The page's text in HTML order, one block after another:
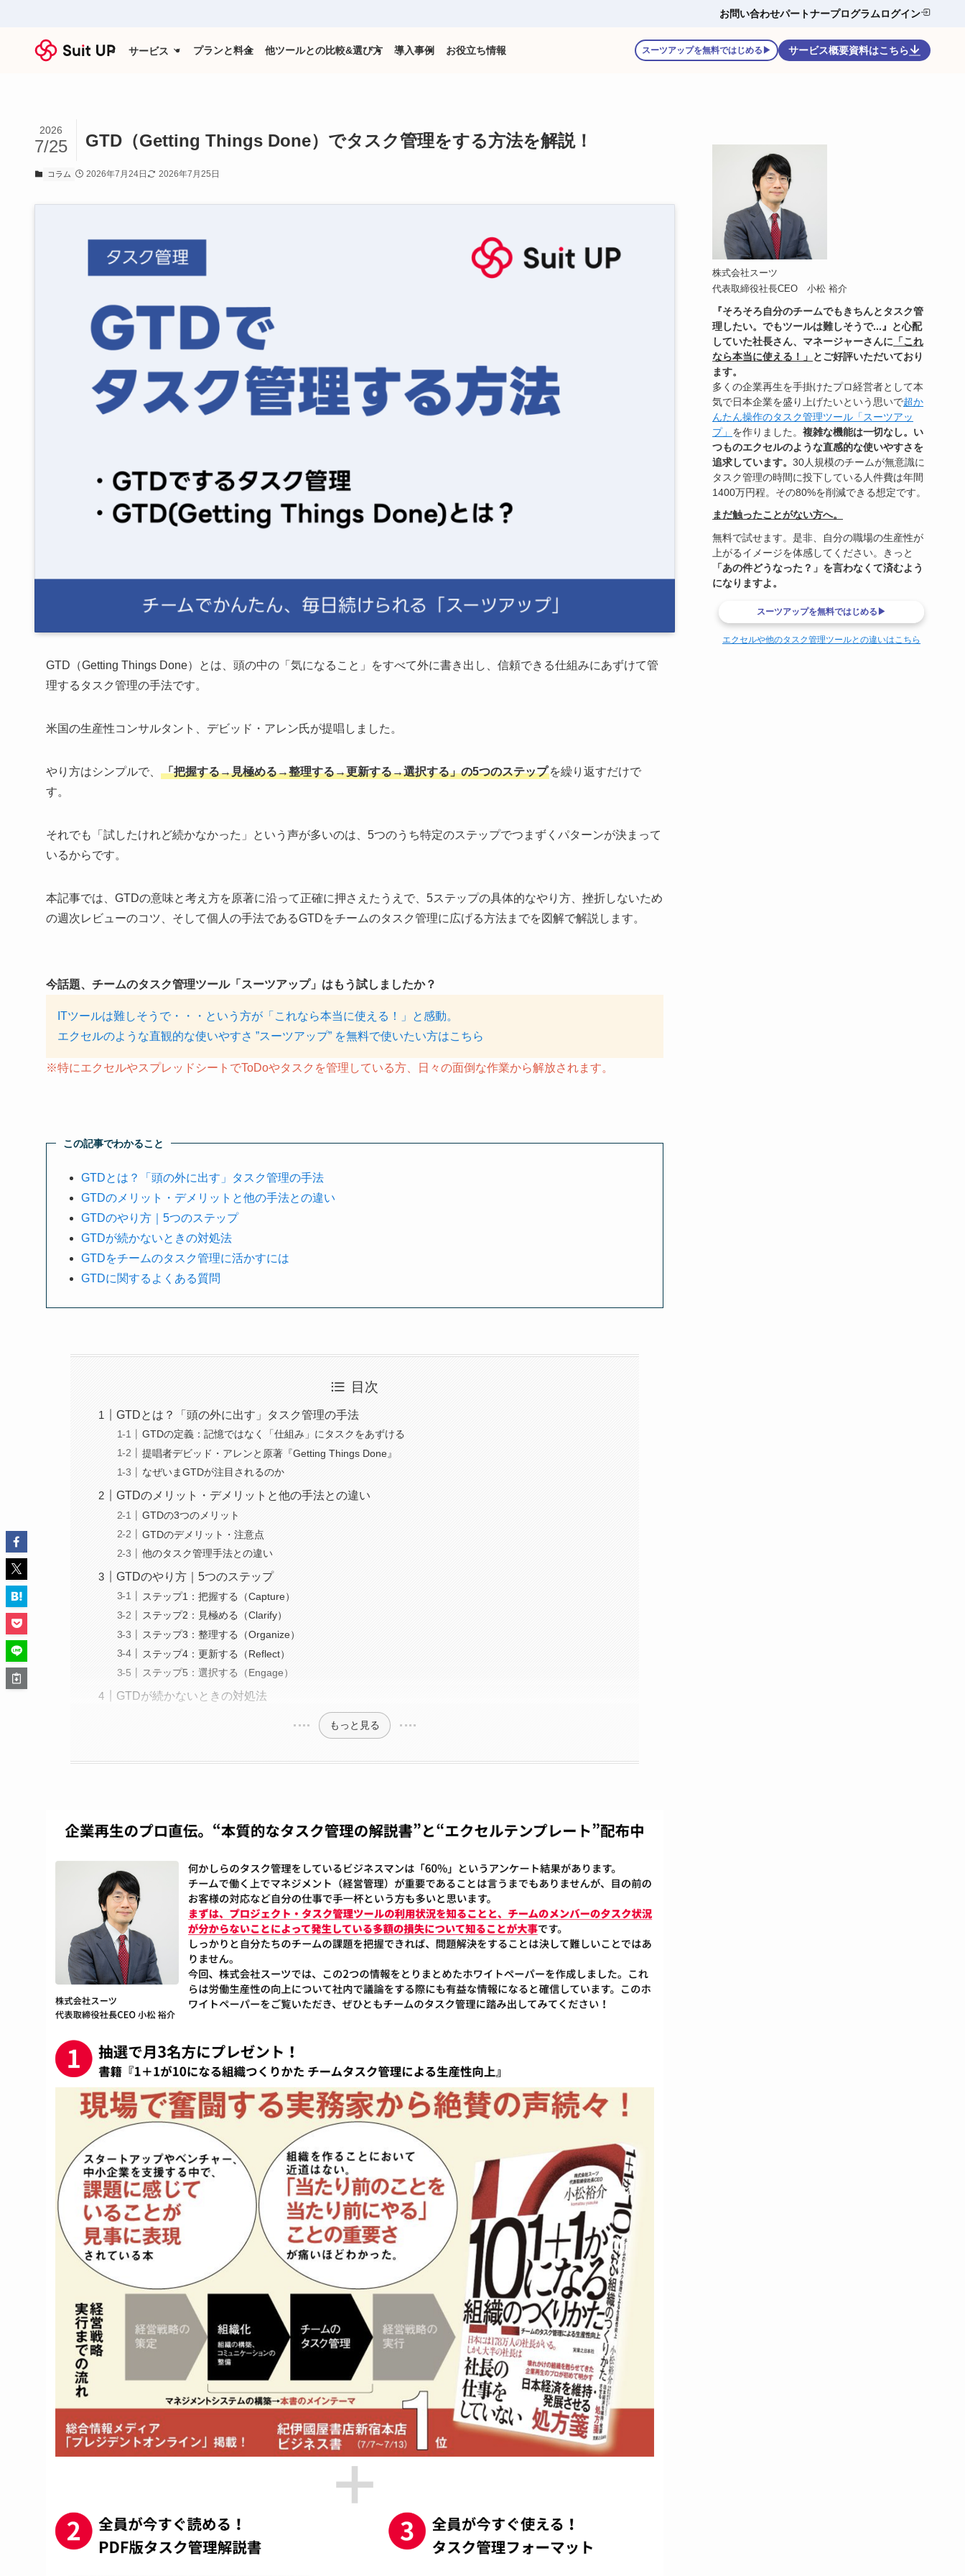
お問い合わせパートナープログラムログイン
サービス プランと料金 他ツールとの比較&選び方 導入事例 お役立ち情報 スーツアップを無料ではじめる▶ サービス概要資料はこちら
GTD（Getting Things Done）でタスク管理をする方法を解説！
2026
7/25
コラム 2026年7月24日 2026年7月25日
GTD（Getting Things Done）とは、頭の中の「気になること」をすべて外に書き出し、信頼できる仕組みにあずけて管
理するタスク管理の手法です。
米国の生産性コンサルタント、デビッド・アレン氏が提唱しました。
やり方はシンプルで、 「把握する→見極める→整理する→更新する→選択する」の5つのステップ を繰り返すだけで
す。
それでも「試したけれど続かなかった」という声が多いのは、5つのうち特定のステップでつまずくパターンが決まって
いるからです。
本記事では、GTDの意味と考え方を原著に沿って正確に押さえたうえで、5ステップの具体的なやり方、挫折しないため
の週次レビューのコツ、そして個人の手法であるGTDをチームのタスク管理に広げる方法までを図解で解説します。
今話題、チームのタスク管理ツール「スーツアップ」はもう試しましたか？
ITツールは難しそうで・・・という方が「これなら本当に使える！」と感動。
エクセルのような直観的な使いやすさ ”スーツアップ” を無料で使いたい方はこちら
※特にエクセルやスプレッドシートでToDoやタスクを管理している方、日々の面倒な作業から解放されます。
この記事でわかること
GTDとは？「頭の外に出す」タスク管理の手法
GTDのメリット・デメリットと他の手法との違い
GTDのやり方｜5つのステップ
GTDが続かないときの対処法
GTDをチームのタスク管理に活かすには
GTDに関するよくある質問
目次
GTDとは？「頭の外に出す」タスク管理の手法
GTDの定義：記憶ではなく「仕組み」にタスクをあずける
提唱者デビッド・アレンと原著『Getting Things Done』
なぜいまGTDが注目されるのか
GTDのメリット・デメリットと他の手法との違い
GTDの3つのメリット
GTDのデメリット・注意点
他のタスク管理手法との違い
GTDのやり方｜5つのステップ
ステップ1：把握する（Capture）
ステップ2：見極める（Clarify）
ステップ3：整理する（Organize）
ステップ4：更新する（Reflect）
ステップ5：選択する（Engage）
GTDが続かないときの対処法
もっと見る
株式会社スーツ
代表取締役社長CEO 小松 裕介
『そろそろ自分のチームでもきちんとタスク管
理したい。でもツールは難しそうで...』と心配
していた社長さん、マネージャーさんに 「これ
なら本当に使える！」 とご好評いただいており
ます。
多くの企業再生を手掛けたプロ経営者として本
気で日本企業を盛り上げたいという思いで超か
んたん操作のタスク管理ツール「スーツアッ
プ」 を作りました。 複雑な機能は一切なし。い
つものエクセルのような直感的な使いやすさを
追求しています。 30人規模のチームが無意識に
タスク管理の時間に投下している人件費は年間
1400万円程。その80%を削減できる想定です。
まだ触ったことがない方へ。
無料で試せます。是非、自分の職場の生産性が
上がるイメージを体感してください。きっと
「あの件どうなった？」を言わなくて済むよう
になりますよ。
スーツアップを無料ではじめる▶
エクセルや他のタスク管理ツールとの違いはこちら